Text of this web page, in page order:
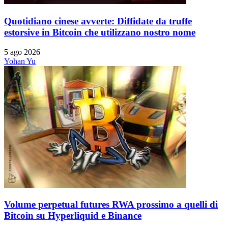
Quotidiano cinese avverte: Diffidate da truffe
estorsive in Bitcoin che utilizzano nostro nome
5 ago 2026
Yohan Yu
Volume perpetual futures RWA prossimo a quelli di
Bitcoin su Hyperliquid e Binance